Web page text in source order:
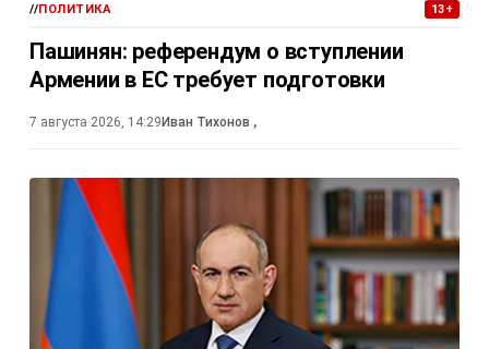
//ПОЛИТИКА 13+
Пашинян: референдум о вступлении
Армении в ЕС требует подготовки
7 августа 2026, 14:29Иван Тихонов ,